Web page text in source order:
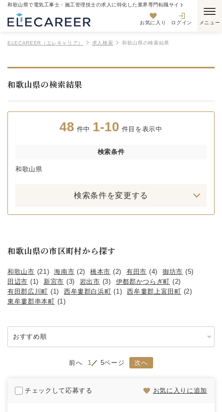
和歌山県で電気工事士・施工管理技士の求人に特化した業界専門転職サイト
お気に入り ログイン
ELECAREER（エレキャリア） 求人検索 和歌山県の検索結果
和歌山県の検索結果
48 件中 1-10 件目を表示中
検索条件
和歌山県
検索条件を変更する
和歌山県の市区町村から探す
和歌山市 (21) 海南市 (2) 橋本市 (2) 有田市 (4) 御坊市 (5)
田辺市 (1) 新宮市 (3) 岩出市 (3) 伊都郡かつらぎ町 (2)
有田郡広川町 (1) 西牟婁郡白浜町 (1) 西牟婁郡上富田町 (2)
東牟婁郡串本町 (1)
前へ 1 5ページ 次へ
チェックして応募する お気に入りに追加